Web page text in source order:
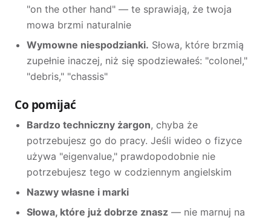
"on the other hand" — te sprawiają, że twoja
mowa brzmi naturalnie
Wymowne niespodzianki. Słowa, które brzmią
zupełnie inaczej, niż się spodziewałeś: "colonel,"
"debris," "chassis"
Co pomijać
Bardzo techniczny żargon, chyba że
potrzebujesz go do pracy. Jeśli wideo o fizyce
używa "eigenvalue," prawdopodobnie nie
potrzebujesz tego w codziennym angielskim
Nazwy własne i marki
Słowa, które już dobrze znasz — nie marnuj na